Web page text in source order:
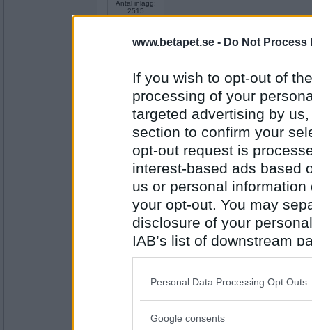
www.betapet.se - Do Not Process
If you wish to opt-out of
processing of your
targeted advertising by
section to confirm your
opt-out request is
interest-based ads based
us or personal
your opt-out. You may
disclosure of your
IAB’s list of downstream
also be disclosed by us
Downstream Participants
Please note that this
Personal Data Processing Opt Outs
Google consents
Antal inlägg:
2515
Antal inlägg:
22535
Tända doftljus
Antal inlägg:
8262
Nybryggt kaffe